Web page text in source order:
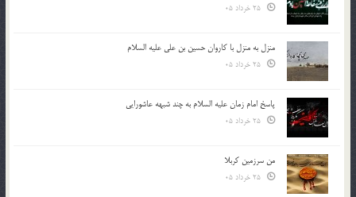
منزل به منزل با کاروان حسین بن علی علیه السلام
پاسخ امام زمان علیه السلام به چند شبهه عاشورایی
من سرزمین کربلا